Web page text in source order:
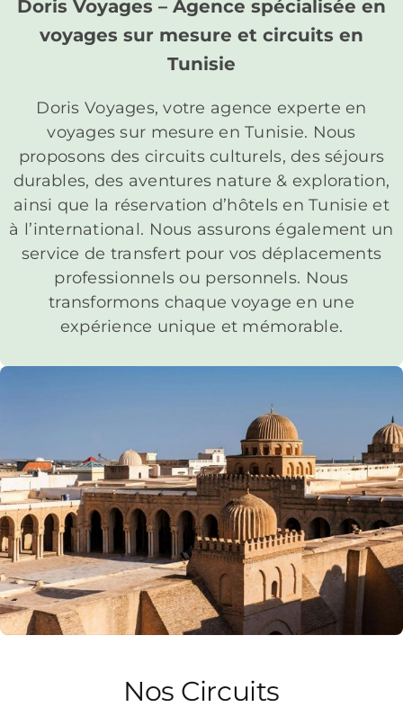
Doris Voyages – Agence spécialisée en
voyages sur mesure et circuits en
Tunisie
Doris Voyages, votre agence experte en
voyages sur mesure en Tunisie. Nous
proposons des circuits culturels, des séjours
durables, des aventures nature & exploration,
ainsi que la réservation d’hôtels en Tunisie et
à l’international. Nous assurons également un
service de transfert pour vos déplacements
professionnels ou personnels. Nous
transformons chaque voyage en une
expérience unique et mémorable.
Nos Circuits